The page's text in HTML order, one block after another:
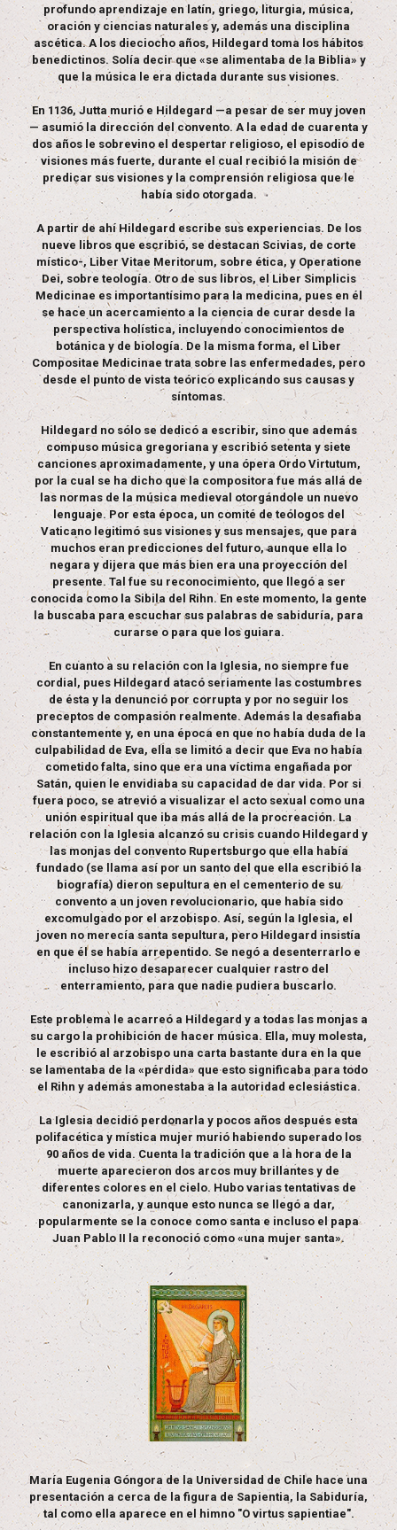
profundo aprendizaje en latín, griego, liturgia, música,
oración y ciencias naturales y, además una disciplina
ascética. A los dieciocho años, Hildegard toma los hábitos
benedictinos. Solía decir que «se alimentaba de la Biblia» y
que la música le era dictada durante sus visiones.
En 1136, Jutta murió e Hildegard —a pesar de ser muy joven
— asumió la dirección del convento. A la edad de cuarenta y
dos años le sobrevino el despertar religioso, el episodio de
visiones más fuerte, durante el cual recibió la misión de
predicar sus visiones y la comprensión religiosa que le
había sido otorgada.
A partir de ahí Hildegard escribe sus experiencias. De los
nueve libros que escribió, se destacan Scivias, de corte
místico-, Liber Vitae Meritorum, sobre ética, y Operatione
Dei, sobre teología. Otro de sus libros, el Liber Simplicis
Medicinae es importantísimo para la medicina, pues en él
se hace un acercamiento a la ciencia de curar desde la
perspectiva holística, incluyendo conocimientos de
botánica y de biología. De la misma forma, el Liber
Compositae Medicinae trata sobre las enfermedades, pero
desde el punto de vista teórico explicando sus causas y
síntomas.
Hildegard no sólo se dedicó a escribir, sino que además
compuso música gregoriana y escribió setenta y siete
canciones aproximadamente, y una ópera Ordo Virtutum,
por la cual se ha dicho que la compositora fue más allá de
las normas de la música medieval otorgándole un nuevo
lenguaje. Por esta época, un comité de teólogos del
Vaticano legitimó sus visiones y sus mensajes, que para
muchos eran predicciones del futuro, aunque ella lo
negara y dijera que más bien era una proyección del
presente. Tal fue su reconocimiento, que llegó a ser
conocida como la Sibila del Rihn. En este momento, la gente
la buscaba para escuchar sus palabras de sabiduría, para
curarse o para que los guiara.
En cuanto a su relación con la Iglesia, no siempre fue
cordial, pues Hildegard atacó seriamente las costumbres
de ésta y la denunció por corrupta y por no seguir los
preceptos de compasión realmente. Además la desafiaba
constantemente y, en una época en que no había duda de la
culpabilidad de Eva, ella se limitó a decir que Eva no había
cometido falta, sino que era una víctima engañada por
Satán, quien le envidiaba su capacidad de dar vida. Por si
fuera poco, se atrevió a visualizar el acto sexual como una
unión espiritual que iba más allá de la procreación. La
relación con la Iglesia alcanzó su crisis cuando Hildegard y
las monjas del convento Rupertsburgo que ella había
fundado (se llama así por un santo del que ella escribió la
biografía) dieron sepultura en el cementerio de su
convento a un joven revolucionario, que había sido
excomulgado por el arzobispo. Así, según la Iglesia, el
joven no merecía santa sepultura, pero Hildegard insistía
en que él se había arrepentido. Se negó a desenterrarlo e
incluso hizo desaparecer cualquier rastro del
enterramiento, para que nadie pudiera buscarlo.
Este problema le acarreó a Hildegard y a todas las monjas a
su cargo la prohibición de hacer música. Ella, muy molesta,
le escribió al arzobispo una carta bastante dura en la que
se lamentaba de la «pérdida» que esto significaba para todo
el Rihn y además amonestaba a la autoridad eclesiástica.
La Iglesia decidió perdonarla y pocos años después esta
polifacética y mística mujer murió habiendo superado los
90 años de vida. Cuenta la tradición que a la hora de la
muerte aparecieron dos arcos muy brillantes y de
diferentes colores en el cielo. Hubo varias tentativas de
canonizarla, y aunque esto nunca se llegó a dar,
popularmente se la conoce como santa e incluso el papa
Juan Pablo II la reconoció como «una mujer santa».
María Eugenia Góngora de la Universidad de Chile hace una
presentación a cerca de la figura de Sapientia, la Sabiduría,
tal como ella aparece en el himno "O virtus sapientiae".